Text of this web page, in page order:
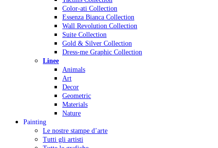
Color-ati Collection
Essenza Bianca Collection
Wall Revolution Collection
Suite Collection
Gold & Silver Collection
Dress-me Graphic Collection
Linee
Animals
Art
Decor
Geometric
Materials
Nature
Painting
Le nostre stampe d’arte
Tutti gli artisti